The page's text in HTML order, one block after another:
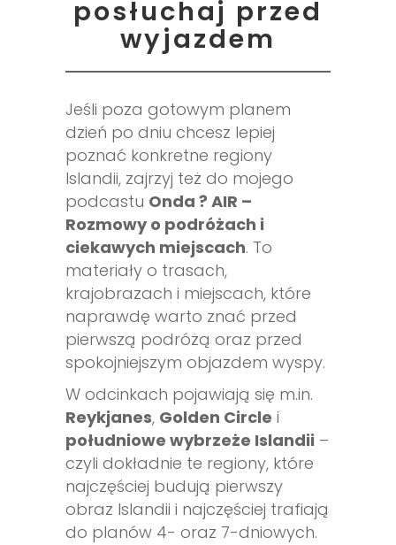
posłuchaj przed
wyjazdem
Jeśli poza gotowym planem
dzień po dniu chcesz lepiej
poznać konkretne regiony
Islandii, zajrzyj też do mojego
podcastu Onda ? AIR –
Rozmowy o podróżach i
ciekawych miejscach. To
materiały o trasach,
krajobrazach i miejscach, które
naprawdę warto znać przed
pierwszą podróżą oraz przed
spokojniejszym objazdem wyspy.
W odcinkach pojawiają się m.in.
Reykjanes, Golden Circle i
południowe wybrzeże Islandii –
czyli dokładnie te regiony, które
najczęściej budują pierwszy
obraz Islandii i najczęściej trafiają
do planów 4- oraz 7-dniowych.